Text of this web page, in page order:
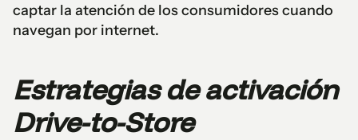
captar la atención de los consumidores cuando
navegan por internet.
Estrategias de activación
Drive-to-Store